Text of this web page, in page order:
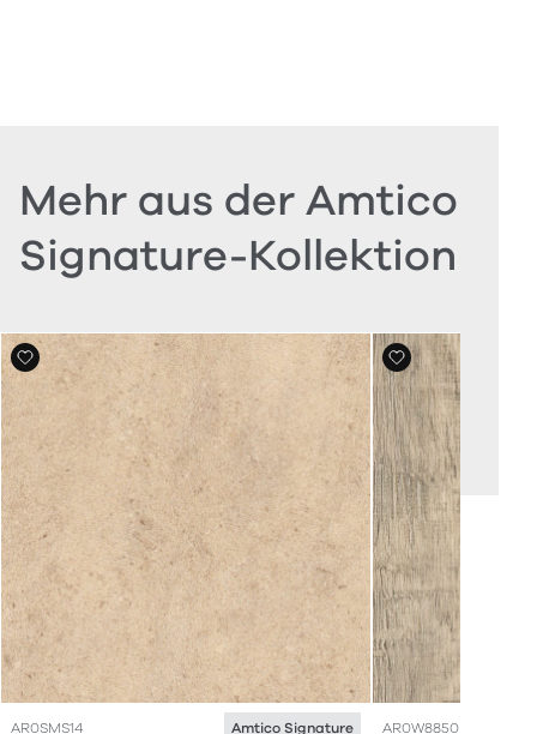
Mehr aus der Amtico
Signature-Kollektion
AR0SMS14 Amtico Signature AR0W8850